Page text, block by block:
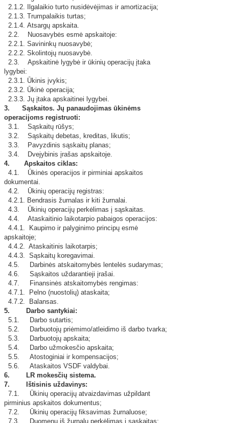
2.1.2. Ilgalaikio turto nusidėvėjimas ir amortizacija;
2.1.3. Trumpalaikis turtas;
2.1.4. Atsargų apskaita.
2.2. Nuosavybės esmė apskaitoje:
2.2.1. Savininkų nuosavybė;
2.2.2. Skolintojų nuosavybė.
2.3. Apskaitinė lygybė ir ūkinių operacijų įtaka
lygybei:
2.3.1. Ūkinis įvykis;
2.3.2. Ūkinė operacija;
2.3.3. Jų įtaka apskaitinei lygybei.
3.
Sąskaitos. Jų panaudojimas ūkinėms
operacijoms registruoti:
3.1. Sąskaitų rūšys;
3.2. Sąskaitų debetas, kreditas, likutis;
3.3. Pavyzdinis sąskaitų planas;
3.4. Dvejybinis įrašas apskaitoje.
4. Apskaitos ciklas:
4.1. Ūkinės operacijos ir pirminiai apskaitos
dokumentai.
4.2. Ūkinių operacijų registras:
4.2.1. Bendrasis žurnalas ir kiti žurnalai.
4.3. Ūkinių operacijų perkėlimas į sąskaitas.
4.4. Ataskaitinio laikotarpio pabaigos operacijos:
4.4.1. Kaupimo ir palyginimo principų esmė
apskaitoje;
4.4.2. Ataskaitinis laikotarpis;
4.4.3. Sąskaitų koregavimai.
4.5. Darbinės atskaitomybės lentelės sudarymas;
4.6. Sąskaitos uždarantieji įrašai.
4.7. Finansinės atskaitomybės rengimas:
4.7.1. Pelno (nuostolių) ataskaita;
4.7.2. Balansas.
5. Darbo santykiai:
5.1. Darbo sutartis;
5.2. Darbuotojų priėmimo/atleidimo iš darbo tvarka;
5.3. Darbuotojų apskaita;
5.4. Darbo užmokesčio apskaita;
5.5. Atostoginiai ir kompensacijos;
5.6. Ataskaitos VSDF valdybai.
6. LR mokesčių sistema.
7. Ištisinis uždavinys:
7.1. Ūkinių operacijų atvaizdavimas užpildant
pirminius apskaitos dokumentus;
7.2. Ūkinių operacijų fiksavimas žurnaluose;
7.3. Duomenų iš žurnalų perkėlimas į sąskaitas;